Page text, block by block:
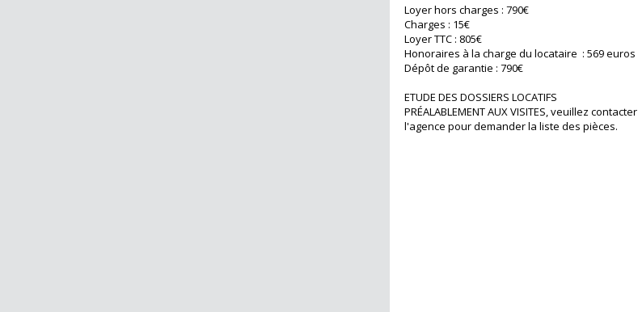
Loyer hors charges : 790€
Charges : 15€
Loyer TTC : 805€
Honoraires à la charge du locataire : 569 euros
Dépôt de garantie : 790€
ETUDE DES DOSSIERS LOCATIFS
PRÉALABLEMENT AUX VISITES, veuillez contacter
l'agence pour demander la liste des pièces.